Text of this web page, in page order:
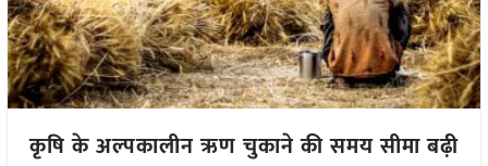
कृषि के अल्पकालीन ऋण चुकाने की समय सीमा बढ़ी